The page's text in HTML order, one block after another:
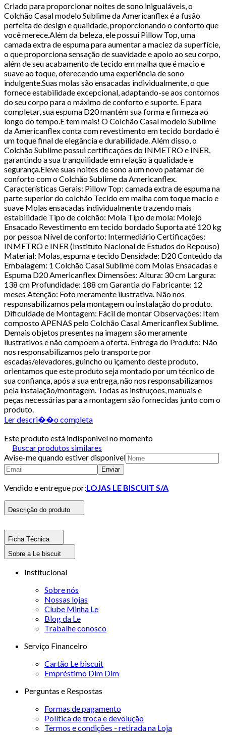
Criado para proporcionar noites de sono inigualáveis, o
Colchão Casal modelo Sublime da Americanflex é a fusão
perfeita de design e qualidade, proporcionando o conforto que
você merece.Além da beleza, ele possui Pillow Top, uma
camada extra de espuma para aumentar a maciez da superfície,
o que proporciona sensação de suavidade e apoio ao seu corpo,
além de seu acabamento de tecido em malha que é macio e
suave ao toque, oferecendo uma experiência de sono
indulgente.Suas molas são ensacadas individualmente, o que
fornece estabilidade excepcional, adaptando-se aos contornos
do seu corpo para o máximo de conforto e suporte. E para
completar, sua espuma D20 mantém sua forma e firmeza ao
longo do tempo.E tem mais! O Colchão Casal modelo Sublime
da Americanflex conta com revestimento em tecido bordado é
um toque final de elegância e durabilidade. Além disso, o
Colchão Sublime possui certificações do INMETRO e INER,
garantindo a sua tranquilidade em relação à qualidade e
segurança.Eleve suas noites de sono a um novo patamar de
conforto com o Colchão Sublime da Americanflex.
Características Gerais: Pillow Top: camada extra de espuma na
parte superior do colchão Tecido em malha com toque macio e
suave Molas ensacadas individualmente trazendo mais
estabilidade Tipo de colchão: Mola Tipo de mola: Molejo
Ensacado Revestimento em tecido bordado Suporta até 120 kg
por pessoa Nível de conforto: Intermediário Certificações:
INMETRO e INER (Instituto Nacional de Estudos do Repouso)
Material: Molas, espuma e tecido Densidade: D20 Conteúdo da
Embalagem: 1 Colchão Casal Sublime com Molas Ensacadas e
Espuma D20 Americanflex Dimensões: Altura: 30 cm Largura:
138 cm Profundidade: 188 cm Garantia do Fabricante: 12
meses Atenção: Foto meramente ilustrativa. Não nos
responsabilizamos pela montagem ou instalação do produto.
Dificuldade de Montagem: Fácil de montar Observações: Item
composto APENAS pelo Colchão Casal Americanflex Sublime.
Demais objetos presentes na imagem são meramente
ilustrativos e não compõem a oferta. Entrega do Produto: Não
nos responsabilizamos pelo transporte por
escadas/elevadores, guincho ou içamento deste produto,
orientamos que este produto seja montado por um técnico de
sua confiança, após a sua entrega, não nos responsabilizamos
pela instalação/montagem. Todas as instruções, manuais e
peças necessárias para a montagem são fornecidas junto com o
produto.
Ler descri��o completa
Este produto está indisponivel no momento
Buscar produtos similares
Avise-me quando estiver disponivel
Enviar
Vendido e entregue por:LOJAS LE BISCUIT S/A
Descrição do produto
Ficha Técnica
Sobre a Le biscuit
Institucional
Sobre nós
Nossas lojas
Clube Minha Le
Blog da Le
Trabalhe conosco
Serviço Financeiro
Cartão Le biscuit
Empréstimo Dim Dim
Perguntas e Respostas
Formas de pagamento
Política de troca e devolução
Termos e condições - retirada na Loja